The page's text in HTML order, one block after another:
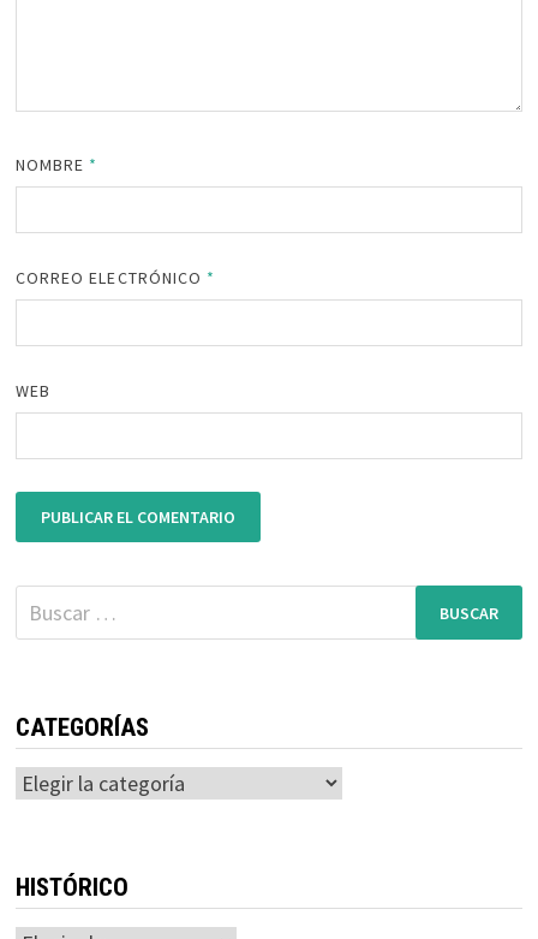
NOMBRE *
CORREO ELECTRÓNICO *
WEB
Buscar:
CATEGORÍAS
Categorías
HISTÓRICO